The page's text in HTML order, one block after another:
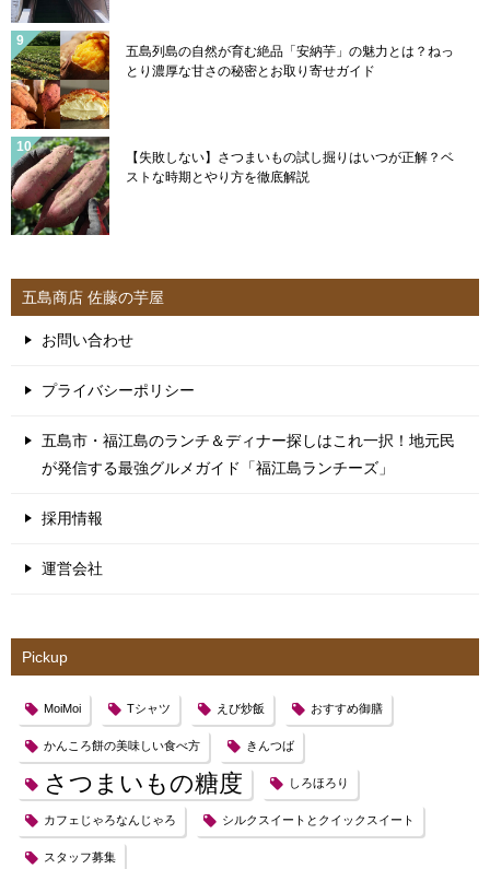
五島列島の自然が育む絶品「安納芋」の魅力とは？ねっ
とり濃厚な甘さの秘密とお取り寄せガイド
【失敗しない】さつまいもの試し掘りはいつが正解？ベ
ストな時期とやり方を徹底解説
五島商店 佐藤の芋屋
お問い合わせ
プライバシーポリシー
五島市・福江島のランチ＆ディナー探しはこれ一択！地元民
が発信する最強グルメガイド「福江島ランチーズ」
採用情報
運営会社
Pickup
MoiMoi Tシャツ えび炒飯 おすすめ御膳
かんころ餅の美味しい食べ方 きんつば
さつまいもの糖度 しろほろり
カフェじゃろなんじゃろ シルクスイートとクイックスイート
スタッフ募集